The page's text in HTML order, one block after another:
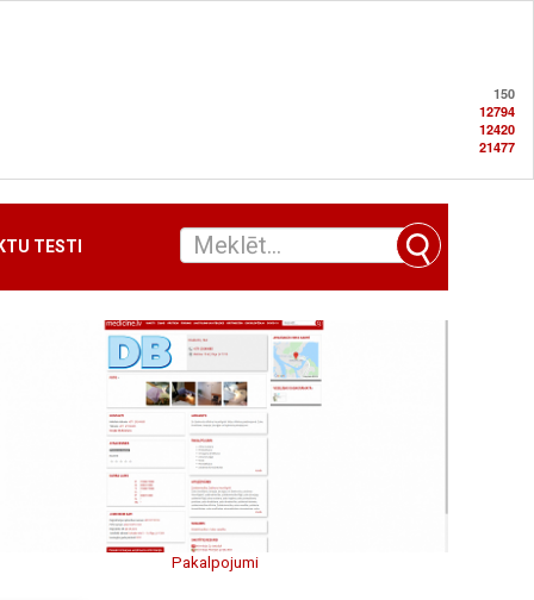
150
12794
12420
21477
TESTI
Pakalpojumi